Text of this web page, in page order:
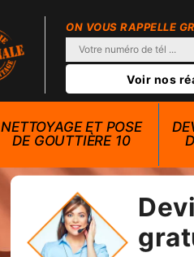
ON VOUS RAPPELLE
Voir nos
NETTOYAGE ET POSE
DE GOUTTIÈRE 10